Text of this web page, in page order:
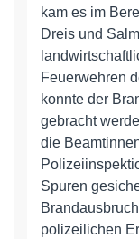
kam es im
Dreis und
Feuerwehren
konnte der
gebracht
die
Spuren
polizeilichen